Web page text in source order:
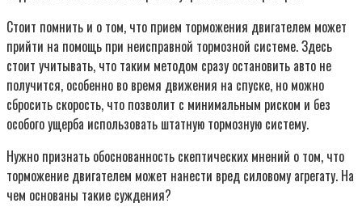
Стоит помнить и о том, что прием торможения двигателем может
прийти на помощь при неисправной тормозной системе. Здесь
стоит учитывать, что таким методом сразу остановить авто не
получится, особенно во время движения на спуске, но можно
сбросить скорость, что позволит с минимальным риском и без
особого ущерба использовать штатную тормозную систему.
Нужно признать обоснованность скептических мнений о том, что
торможение двигателем может нанести вред силовому агрегату. На
чем основаны такие суждения?